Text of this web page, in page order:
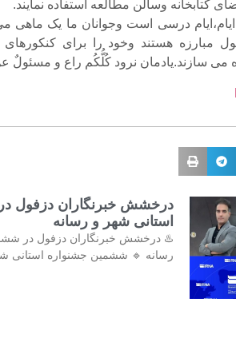
کتابخانه وسالن مطالعه استفاده نمایند.
ایام،ایام درسی است وجوانان ما یک
مبارزه هستند وخود را برای
می سازند.یادمان نرود کُلُّکُم راع و مسئولٌ
درخشش خبرنگاران دزفول
استانی شهر و رسانه
♨️ درخشش خبرنگاران دزفول در
رسانه 🔹 ششمین جشنواره استانی